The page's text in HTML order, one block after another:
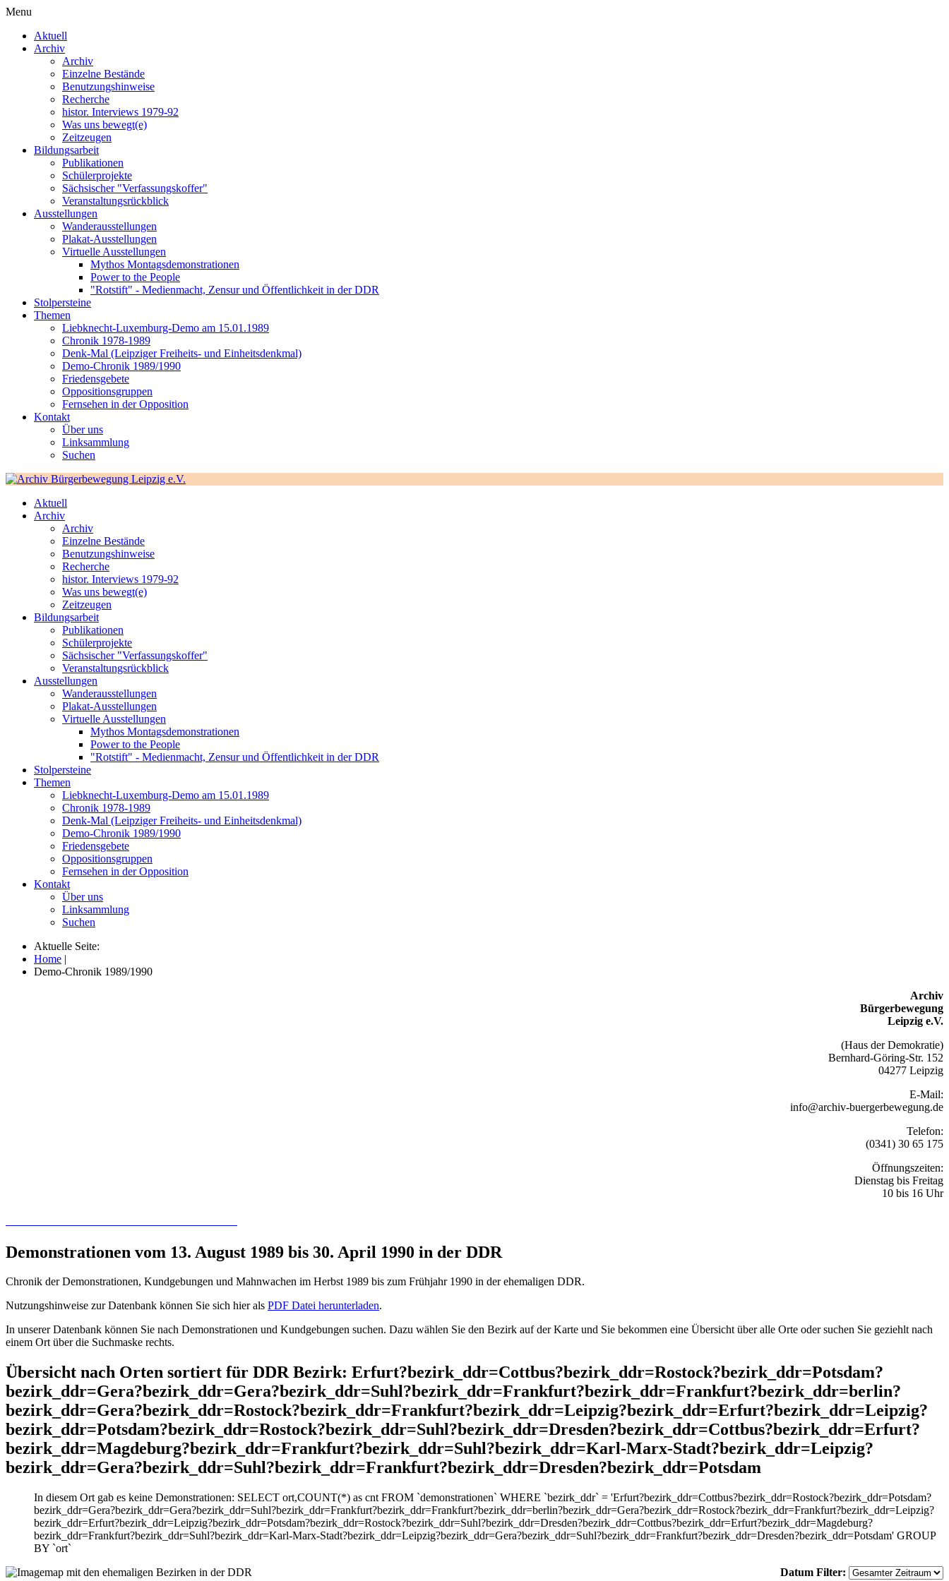
Menu
Aktuell
Archiv
Archiv
Einzelne Bestände
Benutzungshinweise
Recherche
histor. Interviews 1979-92
Was uns bewegt(e)
Zeitzeugen
Bildungsarbeit
Publikationen
Schülerprojekte
Sächsischer "Verfassungskoffer"
Veranstaltungsrückblick
Ausstellungen
Wanderausstellungen
Plakat-Ausstellungen
Virtuelle Ausstellungen
Mythos Montagsdemonstrationen
Power to the People
"Rotstift" - Medienmacht, Zensur und Öffentlichkeit in der DDR
Stolpersteine
Themen
Liebknecht-Luxemburg-Demo am 15.01.1989
Chronik 1978-1989
Denk-Mal (Leipziger Freiheits- und Einheitsdenkmal)
Demo-Chronik 1989/1990
Friedensgebete
Oppositionsgruppen
Fernsehen in der Opposition
Kontakt
Über uns
Linksammlung
Suchen
Aktuell
Archiv
Archiv
Einzelne Bestände
Benutzungshinweise
Recherche
histor. Interviews 1979-92
Was uns bewegt(e)
Zeitzeugen
Bildungsarbeit
Publikationen
Schülerprojekte
Sächsischer "Verfassungskoffer"
Veranstaltungsrückblick
Ausstellungen
Wanderausstellungen
Plakat-Ausstellungen
Virtuelle Ausstellungen
Mythos Montagsdemonstrationen
Power to the People
"Rotstift" - Medienmacht, Zensur und Öffentlichkeit in der DDR
Stolpersteine
Themen
Liebknecht-Luxemburg-Demo am 15.01.1989
Chronik 1978-1989
Denk-Mal (Leipziger Freiheits- und Einheitsdenkmal)
Demo-Chronik 1989/1990
Friedensgebete
Oppositionsgruppen
Fernsehen in der Opposition
Kontakt
Über uns
Linksammlung
Suchen
Aktuelle Seite:
Home |
Demo-Chronik 1989/1990
Archiv
Bürgerbewegung
Leipzig e.V.
(Haus der Demokratie)
Bernhard-Göring-Str. 152
04277 Leipzig
E-Mail:
info@archiv-buergerbewegung.de
Telefon:
(0341) 30 65 175
Öffnungszeiten:
Dienstag bis Freitag
10 bis 16 Uhr
Demonstrationen vom 13. August 1989 bis 30. April 1990 in der DDR
Chronik der Demonstrationen, Kundgebungen und Mahnwachen im Herbst 1989 bis zum Frühjahr 1990 in der ehemaligen DDR.
Nutzungshinweise zur Datenbank können Sie sich hier als PDF Datei herunterladen.
In unserer Datenbank können Sie nach Demonstrationen und Kundgebungen suchen. Dazu wählen Sie den Bezirk auf der Karte und Sie bekommen eine Übersicht über alle Orte oder suchen Sie geziehlt nach
einem Ort über die Suchmaske rechts.
Übersicht nach Orten sortiert für DDR Bezirk: Erfurt?bezirk_ddr=Cottbus?bezirk_ddr=Rostock?bezirk_ddr=Potsdam?
bezirk_ddr=Gera?bezirk_ddr=Gera?bezirk_ddr=Suhl?bezirk_ddr=Frankfurt?bezirk_ddr=Frankfurt?bezirk_ddr=berlin?
bezirk_ddr=Gera?bezirk_ddr=Rostock?bezirk_ddr=Frankfurt?bezirk_ddr=Leipzig?bezirk_ddr=Erfurt?bezirk_ddr=Leipzig?
bezirk_ddr=Potsdam?bezirk_ddr=Rostock?bezirk_ddr=Suhl?bezirk_ddr=Dresden?bezirk_ddr=Cottbus?bezirk_ddr=Erfurt?
bezirk_ddr=Magdeburg?bezirk_ddr=Frankfurt?bezirk_ddr=Suhl?bezirk_ddr=Karl-Marx-Stadt?bezirk_ddr=Leipzig?
bezirk_ddr=Gera?bezirk_ddr=Suhl?bezirk_ddr=Frankfurt?bezirk_ddr=Dresden?bezirk_ddr=Potsdam
In diesem Ort gab es keine Demonstrationen: SELECT ort,COUNT(*) as cnt FROM `demonstrationen` WHERE `bezirk_ddr` = 'Erfurt?bezirk_ddr=Cottbus?bezirk_ddr=Rostock?bezirk_ddr=Potsdam?
bezirk_ddr=Gera?bezirk_ddr=Gera?bezirk_ddr=Suhl?bezirk_ddr=Frankfurt?bezirk_ddr=Frankfurt?bezirk_ddr=berlin?bezirk_ddr=Gera?bezirk_ddr=Rostock?bezirk_ddr=Frankfurt?bezirk_ddr=Leipzig?
bezirk_ddr=Erfurt?bezirk_ddr=Leipzig?bezirk_ddr=Potsdam?bezirk_ddr=Rostock?bezirk_ddr=Suhl?bezirk_ddr=Dresden?bezirk_ddr=Cottbus?bezirk_ddr=Erfurt?bezirk_ddr=Magdeburg?
bezirk_ddr=Frankfurt?bezirk_ddr=Suhl?bezirk_ddr=Karl-Marx-Stadt?bezirk_ddr=Leipzig?bezirk_ddr=Gera?bezirk_ddr=Suhl?bezirk_ddr=Frankfurt?bezirk_ddr=Dresden?bezirk_ddr=Potsdam' GROUP
BY `ort`
Datum Filter: